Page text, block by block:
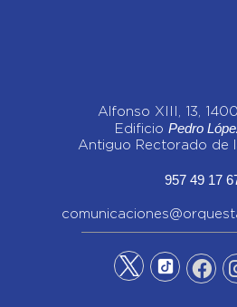
Alfonso XIII, 13,
Edificio Pedro
Antiguo Rectorado de
957 49 17